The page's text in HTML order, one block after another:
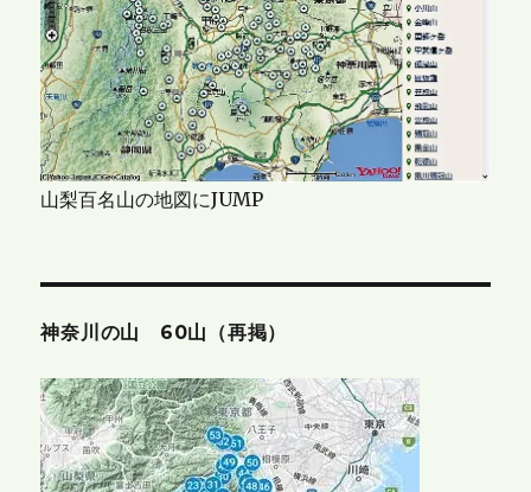
山梨百名山の地図にJUMP
神奈川の山 60山（再掲）